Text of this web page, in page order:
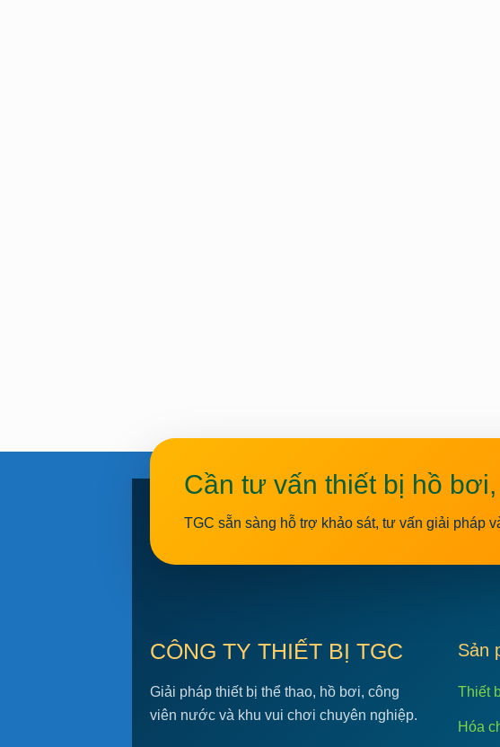
Cần tư vấn thiết bị hồ
TGC sẵn sàng hỗ trợ khảo sát, tư vấn giải pháp
CÔNG TY THIẾT BỊ TGC
Giải pháp thiết bị thể thao, hồ bơi, công
viên nước và khu vui chơi chuyên nghiệp.
Sản
Thiết
Hóa